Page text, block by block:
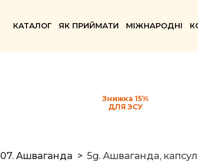
КАТАЛОГ ЯК ПРИЙМАТИ МІЖНАРОДНІ
Знижка 15%
ДЛЯ ЗСУ
07. Ашваганда 5g. Ашваганда,